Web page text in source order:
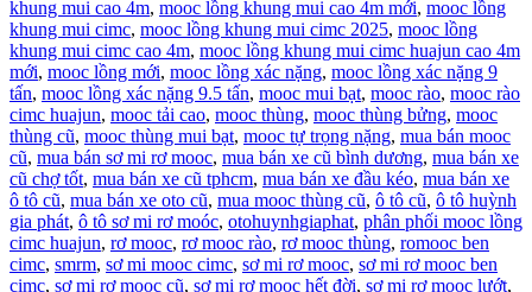
khung mui cao 4m, mooc lồng khung mui cao 4m mới, mooc lồng
khung mui cimc, mooc lồng khung mui cimc 2025, mooc lồng
khung mui cimc cao 4m, mooc lồng khung mui cimc huajun cao 4m
mới, mooc lồng mới, mooc lồng xác nặng, mooc lồng xác nặng 9
tấn, mooc lồng xác nặng 9.5 tấn, mooc mui bạt, mooc rào, mooc rào
cimc huajun, mooc tải cao, mooc thùng, mooc thùng bửng, mooc
thùng cũ, mooc thùng mui bạt, mooc tự trọng nặng, mua bán mooc
cũ, mua bán sơ mi rơ mooc, mua bán xe cũ bình dương, mua bán xe
cũ chợ tốt, mua bán xe cũ tphcm, mua bán xe đầu kéo, mua bán xe
ô tô cũ, mua bán xe oto cũ, mua mooc thùng cũ, ô tô cũ, ô tô huỳnh
gia phát, ô tô sơ mi rơ moóc, otohuynhgiaphat, phân phối mooc lồng
cimc huajun, rơ mooc, rơ mooc rào, rơ mooc thùng, romooc ben
cimc, smrm, sơ mi mooc cimc, sơ mi rơ mooc, sơ mi rơ mooc ben
cimc, sơ mi rơ mooc cũ, sơ mi rơ mooc hết đời, sơ mi rơ mooc lướt,